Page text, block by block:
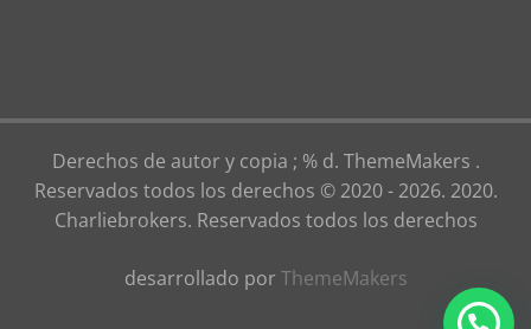
Derechos de autor y copia ; % d. ThemeMakers .
Reservados todos los derechos © 2020 - 2026. 2020.
Charliebrokers. Reservados todos los derechos
desarrollado por ThemeMakers